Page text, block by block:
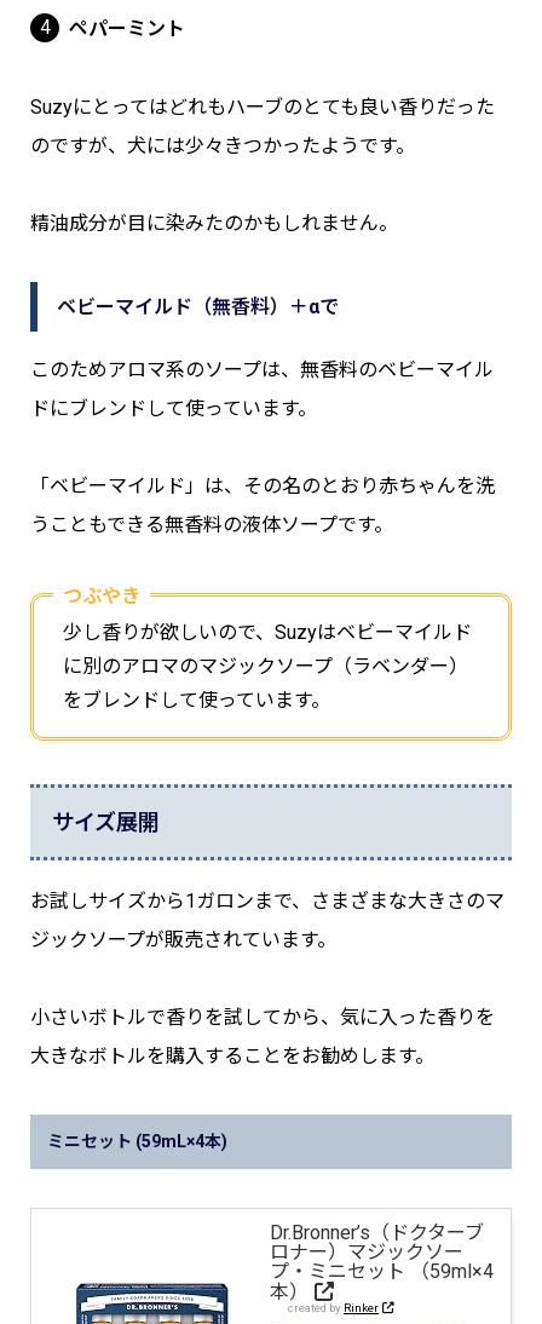
ペパーミント
Suzyにとってはどれもハーブのとても良い香りだった
のですが、犬には少々きつかったようです。
精油成分が目に染みたのかもしれません。
ベビーマイルド（無香料）＋αで
このためアロマ系のソープは、無香料のベビーマイル
ドにブレンドして使っています。
「ベビーマイルド」は、その名のとおり赤ちゃんを洗
うこともできる無香料の液体ソープです。
つぶやき
少し香りが欲しいので、Suzyはベビーマイルド
に別のアロマのマジックソープ（ラベンダー）
をブレンドして使っています。
サイズ展開
お試しサイズから1ガロンまで、さまざまな大きさのマ
ジックソープが販売されています。
小さいボトルで香りを試してから、気に入った香りを
大きなボトルを購入することをお勧めします。
ミニセット (59mL×4本)
Dr.Bronner’s（ドクターブ
ロナー）マジックソー
プ・ミニセット （59ml×4
本）
created by Rinker